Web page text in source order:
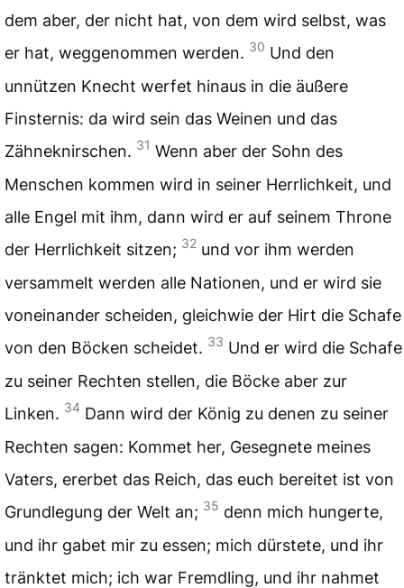
dem aber, der nicht hat, von dem wird selbst, was
er hat, weggenommen werden. 30 Und den
unnützen Knecht werfet hinaus in die äußere
Finsternis: da wird sein das Weinen und das
Zähneknirschen. 31 Wenn aber der Sohn des
Menschen kommen wird in seiner Herrlichkeit, und
alle Engel mit ihm, dann wird er auf seinem Throne
der Herrlichkeit sitzen; 32 und vor ihm werden
versammelt werden alle Nationen, und er wird sie
voneinander scheiden, gleichwie der Hirt die Schafe
von den Böcken scheidet. 33 Und er wird die Schafe
zu seiner Rechten stellen, die Böcke aber zur
Linken. 34 Dann wird der König zu denen zu seiner
Rechten sagen: Kommet her, Gesegnete meines
Vaters, ererbet das Reich, das euch bereitet ist von
Grundlegung der Welt an; 35 denn mich hungerte,
und ihr gabet mir zu essen; mich dürstete, und ihr
tränktet mich; ich war Fremdling, und ihr nahmet